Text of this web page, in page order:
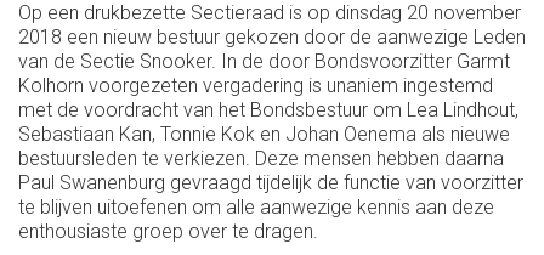
Op een drukbezette Sectieraad is op dinsdag 20 november
2018 een nieuw bestuur gekozen door de aanwezige Leden
van de Sectie Snooker. In de door Bondsvoorzitter Garmt
Kolhorn voorgezeten vergadering is unaniem ingestemd
met de voordracht van het Bondsbestuur om Lea Lindhout,
Sebastiaan Kan, Tonnie Kok en Johan Oenema als nieuwe
bestuursleden te verkiezen. Deze mensen hebben daarna
Paul Swanenburg gevraagd tijdelijk de functie van voorzitter
te blijven uitoefenen om alle aanwezige kennis aan deze
enthousiaste groep over te dragen.